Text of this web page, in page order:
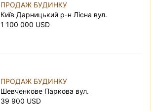
ПРОДАЖ БУДИНКУ
Київ Дарницький р-н Лісна вул.
1 100 000 USD
ПРОДАЖ БУДИНКУ
Шевченкове Паркова вул.
39 900 USD